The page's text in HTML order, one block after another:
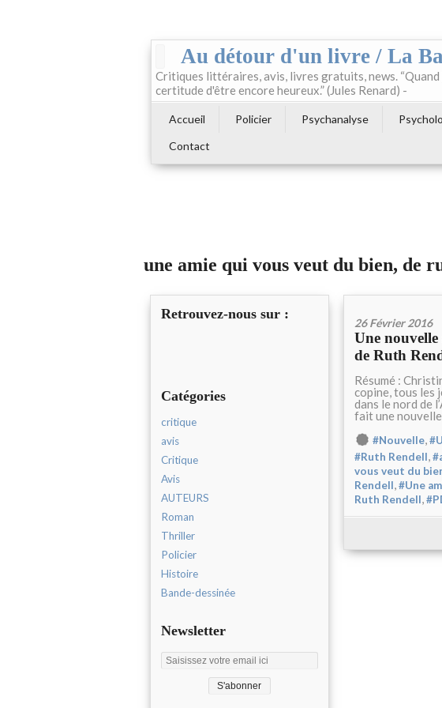
Au détour d'un livre / La
Critiques littéraires, avis, livres gratuits, news.
certitude d'être encore heureux.” (Jules Renard) -
Accueil Policier Psychanalyse
Contact
une amie qui vous veut du bien, de
Retrouvez-nous sur :
Catégories
critique
avis
Critique
Avis
AUTEURS
Roman
Thriller
Policier
Histoire
Bande-dessinée
Newsletter
26 Février 2016
Une
de Ruth
Résumé :
copine, tous les
dans le nord de
fait une
#Nouvelle,
#Ruth Rendell,
vous veut du
Rendell,#Une
Ruth Rendell,